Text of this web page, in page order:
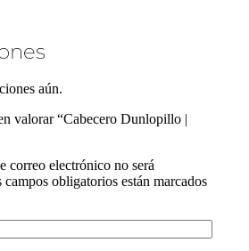
aún.
valorar “Cabecero Dunlopillo |
correo electrónico no será
campos obligatorios están marcados